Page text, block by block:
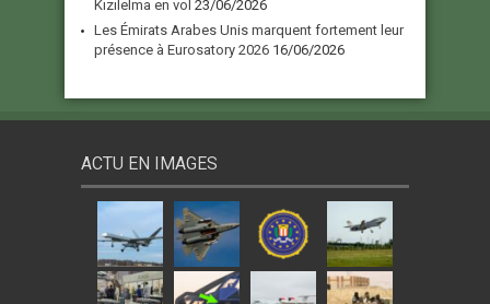
Kızılelma en vol 23/06/2026
Les Émirats Arabes Unis marquent fortement leur
présence à Eurosatory 2026 16/06/2026
ACTU EN IMAGES